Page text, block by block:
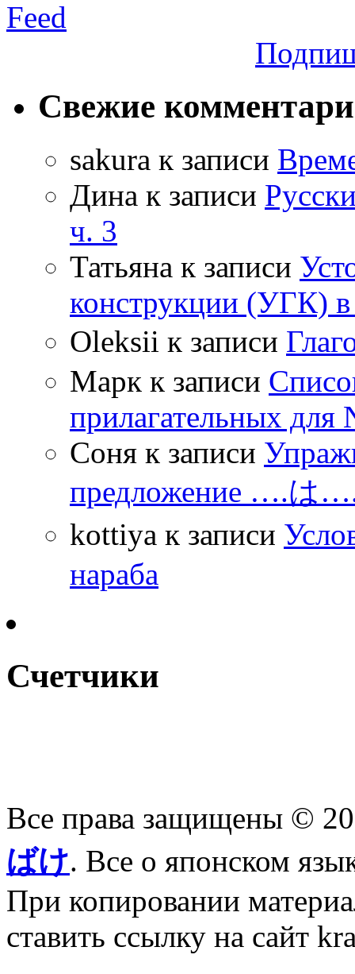
Свежие
sakura к записи
Дина к записи
ч. 3
Татьяна к записи
конструкции (УГК) в
Oleksii к записи
Марк к записи
прилагательных для
Соня к записи
предложение ….は
kottiya к записи
нараба
Счетчики
Все права защищены ©
ばけ. Все о японском
При копировании
ставить ссылку на сайт